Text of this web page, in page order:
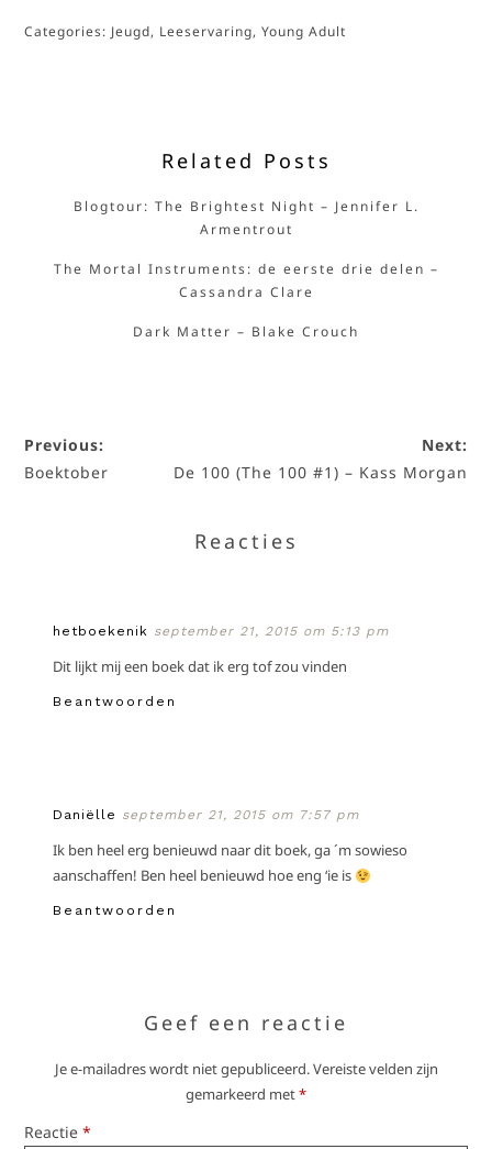
Categories: Jeugd, Leeservaring,Young Adult
Related Posts
Blogtour: The Brightest Night – Jennifer L.
Armentrout
The Mortal Instruments: de eerste drie delen –
Cassandra Clare
Dark Matter – Blake Crouch
Previous:
Boektober
Next:
De 100 (The 100 #1) – Kass Morgan
Reacties
hetboekenik september 21, 2015 om 5:13 pm
Dit lijkt mij een boek dat ik erg tof zou vinden
Beantwoorden
Daniëlle september 21, 2015 om 7:57 pm
Ik ben heel erg benieuwd naar dit boek, ga ´m sowieso
aanschaffen! Ben heel benieuwd hoe eng ‘ie is
Beantwoorden
Geef een reactie
Je e-mailadres wordt niet gepubliceerd.Vereiste velden zijn
gemarkeerd met*
Reactie*